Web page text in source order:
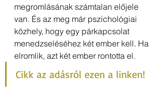
megromlásának számtalan előjele
van. És az meg már pszichológiai
közhely, hogy egy párkapcsolat
menedzseléséhez két ember kell. Ha
elromlik, azt két ember rontotta el.
Cikk az adásról ezen a linken!